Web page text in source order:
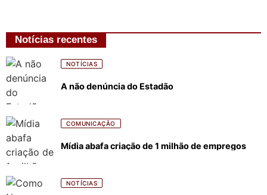
Notícias recentes
NOTÍCIAS
A não denúncia do Estadão
COMUNICAÇÃO
Mídia abafa criação de 1 milhão de empregos
NOTÍCIAS